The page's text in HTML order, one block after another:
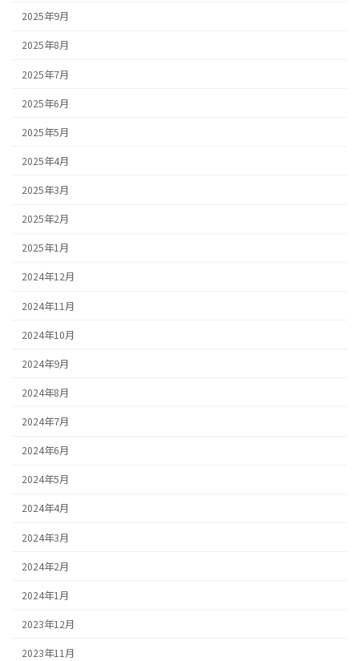
2025年9月
2025年8月
2025年7月
2025年6月
2025年5月
2025年4月
2025年3月
2025年2月
2025年1月
2024年12月
2024年11月
2024年10月
2024年9月
2024年8月
2024年7月
2024年6月
2024年5月
2024年4月
2024年3月
2024年2月
2024年1月
2023年12月
2023年11月